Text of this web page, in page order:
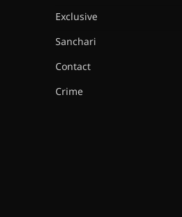
Exclusive
Sanchari
Contact
Crime